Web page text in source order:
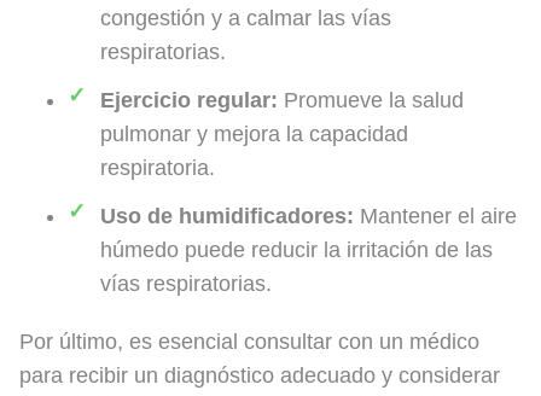
congestión y a calmar las vías
respiratorias.
Ejercicio regular: Promueve la salud
pulmonar y mejora la capacidad
respiratoria.
Uso de humidificadores: Mantener el aire
húmedo puede reducir la irritación de las
vías respiratorias.
Por último, es esencial consultar con un médico
para recibir un diagnóstico adecuado y considerar